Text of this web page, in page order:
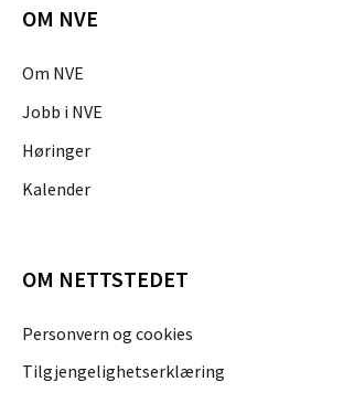
OM NVE
Om NVE
Jobb i NVE
Høringer
Kalender
OM NETTSTEDET
Personvern og cookies
Tilgjengelighetserklæring